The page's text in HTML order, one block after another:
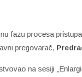
fazu procesa
pregovarač,
na sesiji